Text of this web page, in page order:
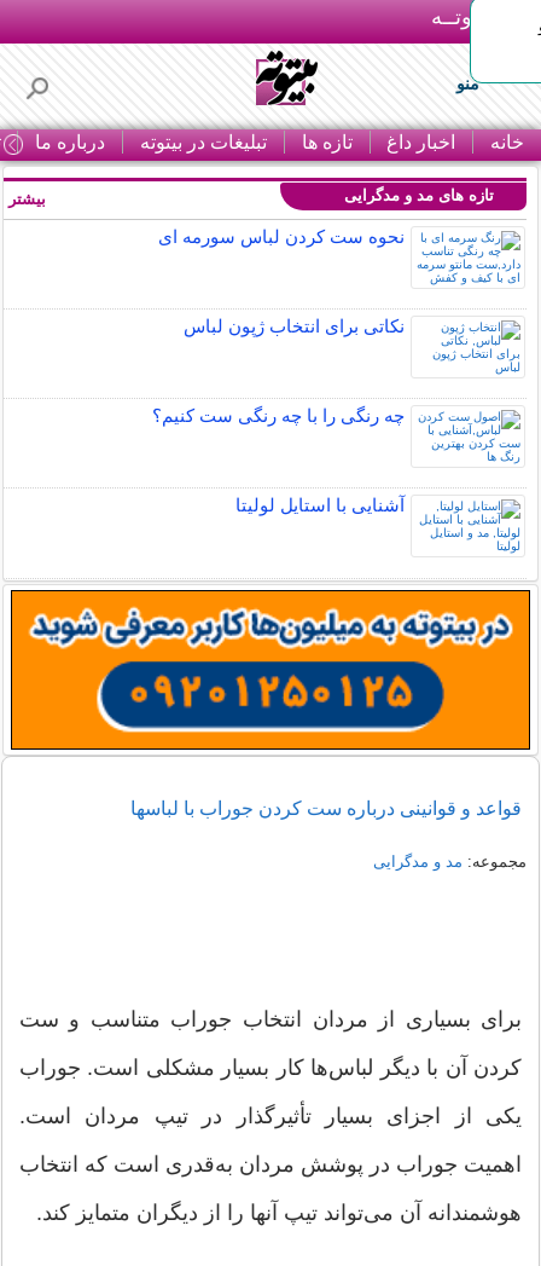
بـیتوتــه
منو
خانه اخبار داغ تازه ها تبلیغات در بیتوته درباره ما
تازه های مد و مدگرایی
نحوه ست کردن لباس سورمه ای
نکاتی برای انتخاب ژپون لباس
چه رنگی را با چه رنگی ست کنیم؟
آشنایی با استایل لولیتا
بیشتر
قواعد و قوانینی درباره ست کردن جوراب با لباسها
مجموعه: مد و مدگرایی
برای بسیاری از مردان انتخاب جوراب متناسب و ست
کردن آن با دیگر لباس‌ها کار بسیار مشکلی است. جوراب
یکی از اجزای بسیار تأثیرگذار در تیپ مردان است.
اهمیت جوراب در پوشش مردان به‌قدری است که انتخاب
هوشمندانه آن می‌تواند تیپ آنها را از دیگران متمایز کند.